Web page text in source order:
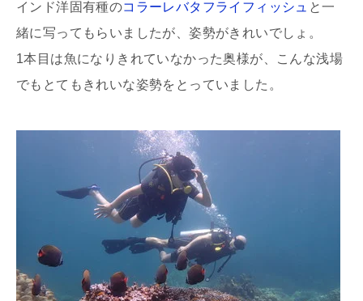
インド洋固有種のコラーレバタフライフィッシュ と一
緒に写ってもらいましたが、姿勢がきれいでしょ。
1本目は魚になりきれていなかった奥様が、こんな浅場
でもとてもきれいな姿勢をとっていました。